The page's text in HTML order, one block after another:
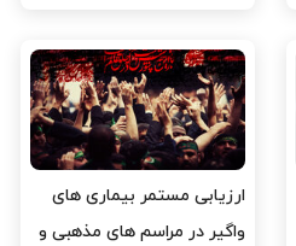
ارزیابی مستمر بیماری های
واگیر در مراسم های مذهبی و